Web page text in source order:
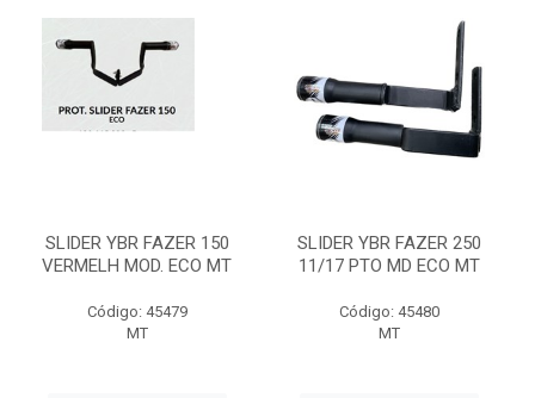
SLIDER YBR FAZER 150
VERMELH MOD. ECO MT
Código: 45479
MT
SLIDER YBR FAZER 250
11/17 PTO MD ECO MT
Código: 45480
MT